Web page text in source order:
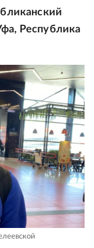
Республика